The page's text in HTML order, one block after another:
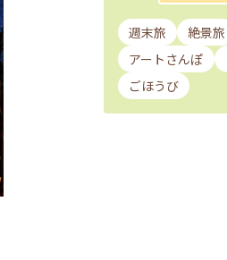
週末旅 絶景旅
アートさんぽ
ごほうび